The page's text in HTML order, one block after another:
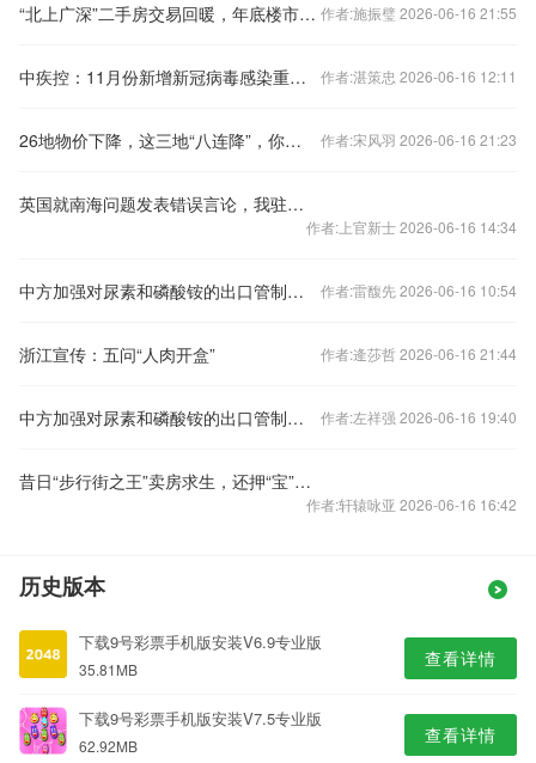
“北上广深”二手房交易回暖，年底楼市怎样看？ 作者:施振璧 2026-06-16 21:55
中疾控：11月份新增新冠病毒感染重症病例135例 作者:湛策忠 2026-06-16 12:11
26地物价下降，这三地“八连降”，你家呢？ 作者:宋风羽 2026-06-16 21:23
英国就南海问题发表错误言论，我驻英使馆：提出严正交涉
作者:上官新士 2026-06-16 14:34
中方加强对尿素和磷酸铵的出口管制？外交部回应 作者:雷馥先 2026-06-16 10:54
浙江宣传：五问“人肉开盒” 作者:逄莎哲 2026-06-16 21:44
中方加强对尿素和磷酸铵的出口管制？外交部回应 作者:左祥强 2026-06-16 19:40
昔日“步行街之王”卖房求生，还押“宝”千元羽绒服
作者:轩辕咏亚 2026-06-16 16:42
历史版本
下载9号彩票手机版安装V6.9专业版
35.81MB 查看详情
下载9号彩票手机版安装V7.5专业版
62.92MB 查看详情